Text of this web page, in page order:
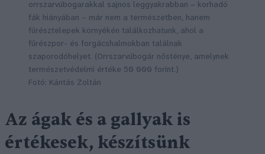
orrszarvúbogarakkal sajnos leggyakrabban – korhadó
fák hiányában – már nem a természetben, hanem
fűrésztelepek környékén találkozhatunk, ahol a
fűrészpor- és forgácshalmokban találnak
szaporodóhelyet. (Orrszarvúbogár nősténye, amelynek
természetvédelmi értéke 50 000 forint.)
Fotó: Kántás Zoltán
Az ágak és a gallyak is
értékesek, készítsünk